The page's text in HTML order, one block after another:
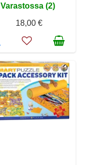
Varastossa (2)
18,00 €